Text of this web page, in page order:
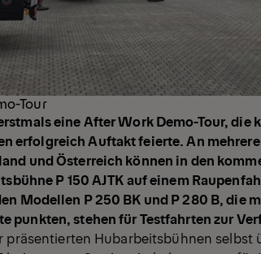
Tour
eine After Work Demo-Tour, die
erfolgreich Auftakt feierte. An
und Österreich können in den
P 150 AJTK auf einem
Modellen P 250 BK und P 280 B, die
punkten, stehen für Testfahrten zur
präsentierten Hubarbeitsbühnen selbst